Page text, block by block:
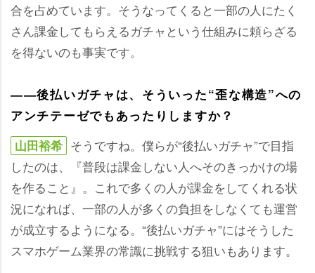
合を占めています。そうなってくると一部の人にたく
さん課金してもらえるガチャという仕組みに頼らざる
を得ないのも事実です。
――後払いガチャは、そういった“歪な構造”への
アンチテーゼでもあったりしますか？
山田裕希 そうですね。僕らが“後払いガチャ”で目指
したのは、『普段は課金しない人へそのきっかけの場
を作ること』。これで多くの人が課金をしてくれる状
況になれば、一部の人が多くの負担をしなくても運営
が成立するようになる。“後払いガチャ”にはそうした
スマホゲーム業界の常識に挑戦する狙いもあります。